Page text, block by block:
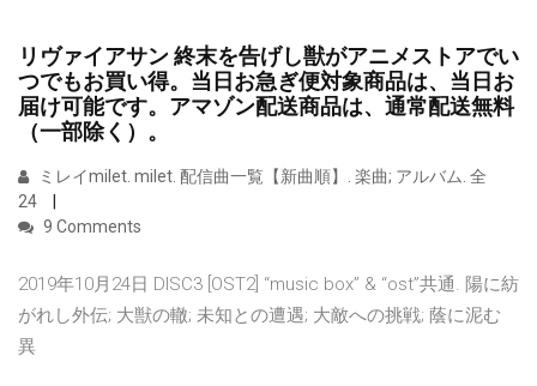
リヴァイアサン 終末を告げし獣がアニメストアでい
つでもお買い得。当日お急ぎ便対象商品は、当日お
届け可能です。アマゾン配送商品は、通常配送無料
（一部除く）。
ミレイmilet. milet. 配信曲一覧【新曲順】. 楽曲; アルバム. 全
24
9 Comments
2019年10月24日 DISC3 [OST2] “music box” & “ost”共通. 陽に紡
がれし外伝; 大獣の轍; 未知との遭遇; 大敵への挑戦; 蔭に泥む
異